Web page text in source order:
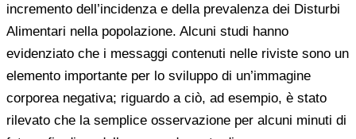
incremento dell’incidenza e della prevalenza dei Disturbi
Alimentari nella popolazione. Alcuni studi hanno
evidenziato che i messaggi contenuti nelle riviste sono un
elemento importante per lo sviluppo di un’immagine
corporea negativa; riguardo a ciò, ad esempio, è stato
rilevato che la semplice osservazione per alcuni minuti di